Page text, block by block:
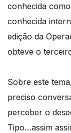
conhecida
conhecida
edição da
obteve o
Sobre este
preciso
perceber o
Tipo…assim